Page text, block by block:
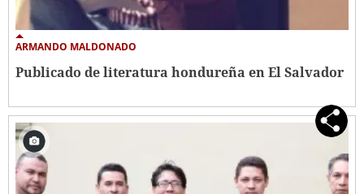
ARMANDO MALDONADO
Publicado de literatura hondureña en El Salvador